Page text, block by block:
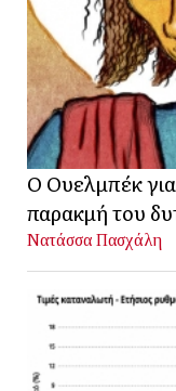
Ο Ουελμπέκ
παρακμή του
Νατάσσα Πασχάλη